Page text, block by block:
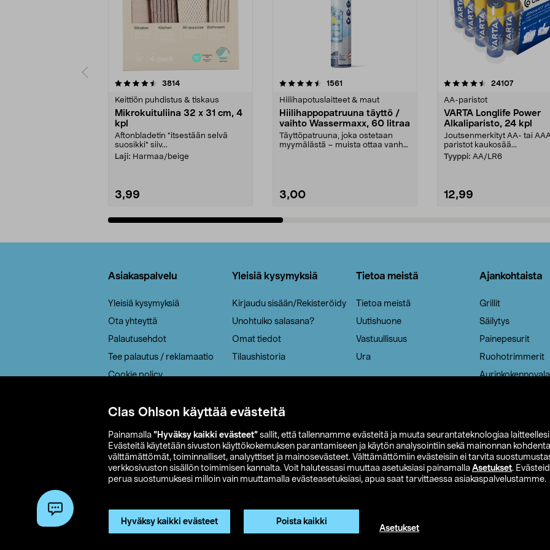
Clas Ohlson käyttää evästeitä
Painamalla ”Hyväksy kaikki evästeet” sallit, että tallennamme evästeitä ja muuta seurantateknologiaa laitteellesi
Evästeitä käytetään sivuston käyttökokemuksen parantamiseen ja käytön analysointiin sekä mainonnan
välttämättömät, toiminnalliset, analyyttiset ja mainosevästeet. Välttämättömiin evästeisiin ei tarvita
verkkosivuston sisällön toimimisen kannalta. Voit halutessasi muuttaa asetuksiasi painamalla Asetukset.
perua suostumuksesi milloin vain muuttamalla evästeasetuksiasi, apua saat tarvittaessa asiakaspalvelustamme.
Hyväksy kaikki evästeet Poista kaikki
Asetukset
3814arvostelut
Keittiön puhdistus & tiskaus
Mikrokuituliina 32 x 31 cm, 4
kpl
Aftonbladetin "itsestään selvä
suosikki" siiv...
Laji: Harmaa/beige
3,99
4.5viidestä
1561
Hiilihapotuslaitteet & maut
Hiilihappopatruuna täyttö /
vaihto Wassermaxx, 60 litraa
Täyttöpatruuna, joka ostetaan
myymälästä – muista ottaa vanha
3,00
4.5viidestä
24107arvostelut
AA-paristot
VARTA Longlife Power
Alkaliparisto, 24 kpl
Joutsenmerkityt AA- tai
paristot kaukosää...
Tyyppi: AA/LR6
12,99
4.5viidestä
Asiakaspalvelu
Yleisiä kysymyksiä
Ota yhteyttä
Palautusehdot
Tee palautus / reklamaatio
Cookie policy
Saavutettavuus
Yleisiä kysymyksiä
Kirjaudu sisään/Rekisteröidy
Unohtuiko salasana?
Omat tiedot
Tilaushistoria
Tietoa meistä
Tietoa meistä
Uutishuone
Vastuullisuus
Ura
Ajankohtaista
Grillit
Säilytys
Painepesurit
Ruohotrimmerit